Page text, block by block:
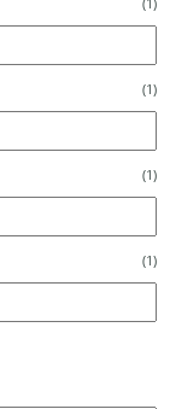
(1)
(1)
(1)